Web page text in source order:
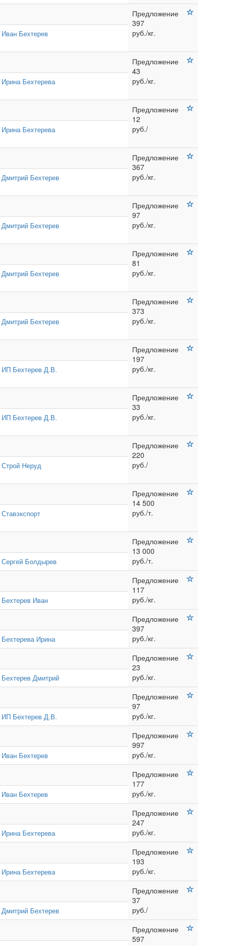
Предложение
397
руб./кг.
Иван Бехтерев
Предложение
43
руб./кг.
Ирина Бехтерева
Предложение
12
руб./
Ирина Бехтерева
Предложение
367
руб./кг.
Дмитрий Бехтерев
Предложение
97
руб./кг.
Дмитрий Бехтерев
Предложение
81
руб./кг.
Дмитрий Бехтерев
Предложение
373
руб./кг.
Дмитрий Бехтерев
Предложение
197
руб./кг.
ИП Бехтерев Д.В.
Предложение
33
руб./кг.
ИП Бехтерев Д.В.
Предложение
220
руб./
Строй Неруд
Предложение
14 500
руб./т.
Ставэкспорт
Предложение
13 000
руб./т.
Сергей Болдырев
Предложение
117
руб./кг.
Бехтерев Иван
Предложение
397
руб./кг.
Бехтерева Ирина
Предложение
23
руб./кг.
Бехтерев Дмитрий
Предложение
97
руб./кг.
ИП Бехтерев Д.В.
Предложение
997
руб./кг.
Иван Бехтерев
Предложение
177
руб./кг.
Иван Бехтерев
Предложение
247
руб./кг.
Ирина Бехтерева
Предложение
193
руб./кг.
Ирина Бехтерева
Предложение
37
руб./
Дмитрий Бехтерев
Предложение
597